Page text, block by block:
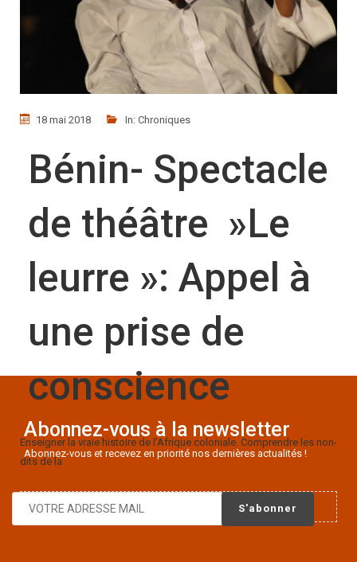
18 mai 2018 In: Chroniques
Bénin- Spectacle
de théâtre »Le
leurre »: Appel à
une prise de
conscience
Enseigner la vraie histoire de l'Afrique coloniale. Comprendre les non-
dits de la
LIKE CONTINUER LA LECTURE
Abonnez-vous à la newsletter
Abonnez-vous et recevez en priorité nos dernières actualités !